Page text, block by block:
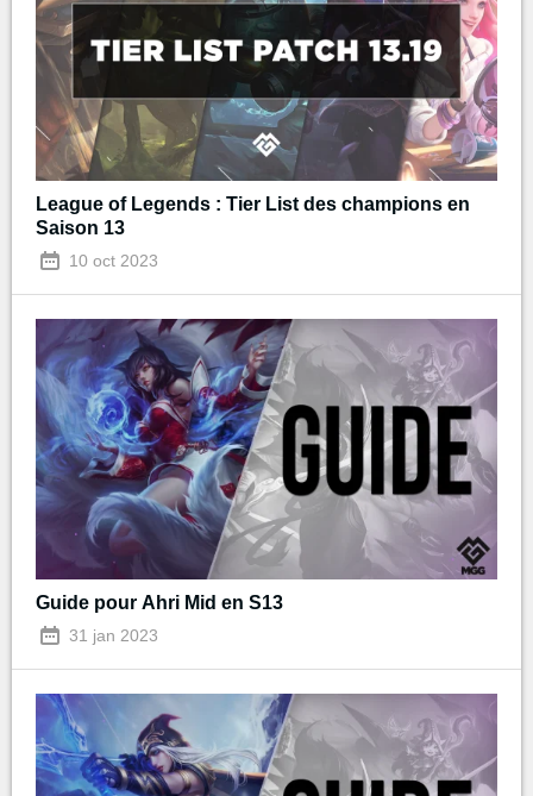
League of Legends : Tier List des champions en
Saison 13
10 oct 2023
Guide pour Ahri Mid en S13
31 jan 2023